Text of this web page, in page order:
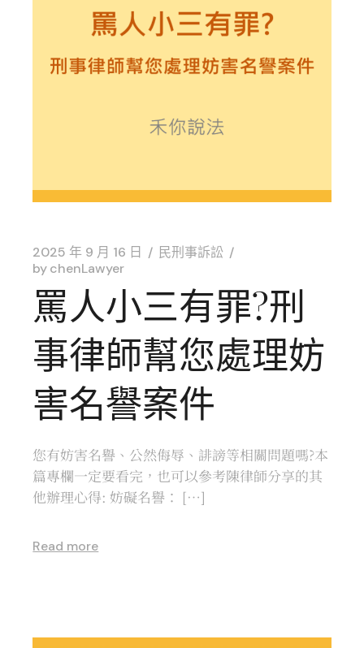
2025 年 9 月 16 日
民刑事訴訟
bychenLawyer
罵人小三有罪?刑
事律師幫您處理妨
害名譽案件
您有妨害名譽、公然侮辱、誹謗等相關問題嗎?本
篇專欄一定要看完，也可以參考陳律師分享的其
他辦理心得: 妨礙名譽： […]
Read more